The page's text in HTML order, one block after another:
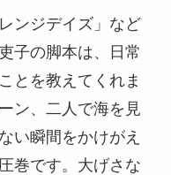
ンジデイズ」など
子の脚本は、日常
とを教えてくれま
ン、二人で海を見
い瞬間をかけがえ
巻です。大げさな